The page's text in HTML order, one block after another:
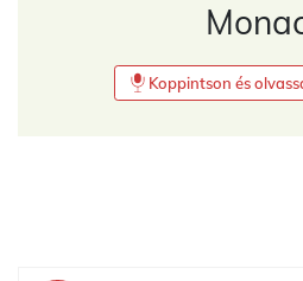
Koppintson és